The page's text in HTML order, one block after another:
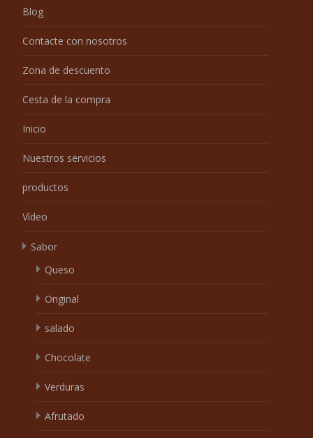
Blog
Contacte con nosotros
Zona de descuento
Cesta de la compra
Inicio
Nuestros servicios
productos
Vídeo
Sabor
Queso
Original
salado
Chocolate
Verduras
Afrutado